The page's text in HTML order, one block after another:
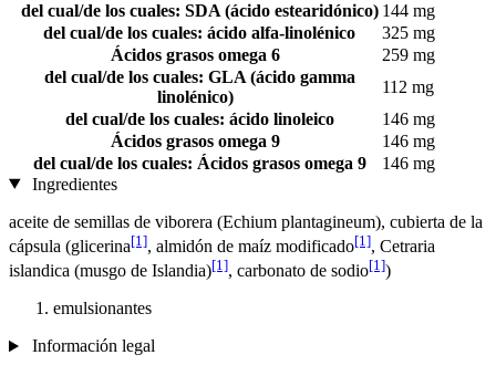
del cual/de los cuales: SDA (ácido estearidónico) 144 mg
del cual/de los cuales: ácido alfa-linolénico
325 mg
Ácidos grasos omega 6
259 mg
del cual/de los cuales: GLA (ácido gamma
linolénico)
112 mg
del cual/de los cuales: ácido linoleico
146 mg
Ácidos grasos omega 9
146 mg
del cual/de los cuales: Ácidos grasos omega 9
146 mg
Ingredientes
aceite de semillas de viborera (Echium plantagineum), cubierta de la
cápsula (glicerina[1], almidón de maíz modificado[1], Cetraria
islandica (musgo de Islandia)[1], carbonato de sodio[1])
emulsionantes
Información legal